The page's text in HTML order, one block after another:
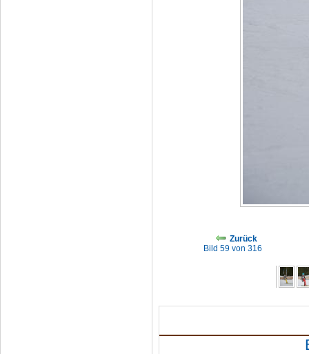
Zurück
Bild 59 von 316